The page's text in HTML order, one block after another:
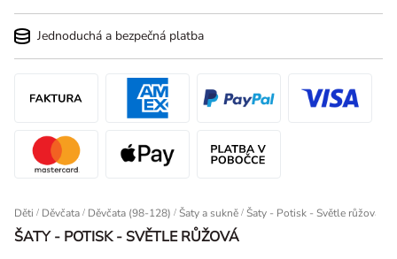
Jednoduchá a bezpečná platba
Děti / Děvčata / Děvčata (98-128) / Šaty a sukně Šaty - Potisk - Světle růžová
ŠATY - POTISK - SVĚTLE RŮŽOVÁ